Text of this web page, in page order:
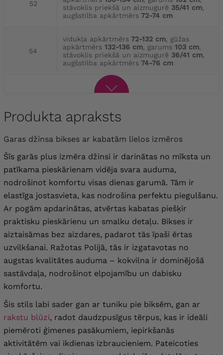
52
stāvoklis priekšā un aizmugurē 35/41 cm,
augšstilba apkārtmērs 72-74 cm
54
vidukļa apkārtmērs 72-132 cm, gūžas
apkārtmērs 132-136 cm, garums 103 cm,
stāvoklis priekšā un aizmugurē 36/41 cm,
augšstilba apkārtmērs 74-76 cm
Produkta apraksts
Garas džinsa bikses ar kabatām lielos izmēros
Šīs garās plus izmēra džinsi ir darinātas no mīksta un
patīkama pieskārienam vidēja svara auduma,
nodrošinot komfortu visas dienas garumā. Tām ir
elastīga jostasvieta, kas nodrošina perfektu piegulšanu.
Ar pogām apdarinātas, atvērtas kabatas piešķir
praktisku pieskārienu un smalku detaļu. Bikses ir
aiztaisāmas bez aizdares, padarot tās īpaši ērtas
uzvilkšanai. Ražotas Polijā, tās ir izgatavotas no
augstas kvalitātes auduma – kokvilna ir dominējošā
sastāvdaļa, nodrošinot elpojamību un dabisku
komfortu.
Šis stils labi sader gan ar tuniku pie biksēm, gan ar
rakstu blūzi, radot daudzpusīgus tērpus, kas ir ideāli
piemēroti ģimenes pasākumiem, iepirkšanās
aktivitātēm vai ikdienas izbraucieniem. Pateicoties